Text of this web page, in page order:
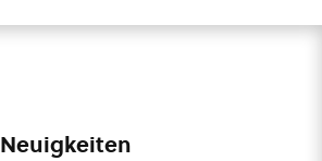
Neuigkeiten